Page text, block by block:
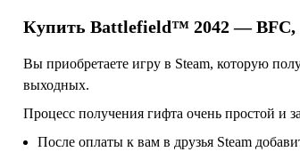
Купить Battlefield™ 2042 — BFC,
Вы приобретаете игру в Steam, которую
выходных.
Процесс получения гифта очень простой и
После оплаты к вам в друзья Steam